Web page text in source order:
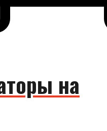
на